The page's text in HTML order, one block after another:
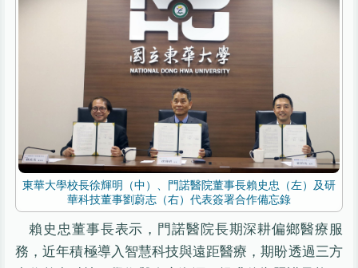
東華大學校長徐輝明（中）、門諾醫院董事長賴史忠（左）及研
華科技董事劉蔚志（右）代表簽署合作備忘錄
賴史忠董事長表示，門諾醫院長期深耕偏鄉醫療服
務，近年積極導入智慧科技與遠距醫療，期盼透過三方